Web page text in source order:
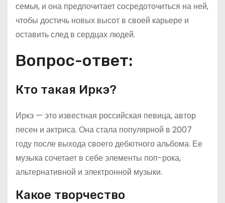
семья, и она предпочитает сосредоточиться на ней,
чтобы достичь новых высот в своей карьере и
оставить след в сердцах людей.
Вопрос-ответ:
Кто такая Иркэ?
Иркэ — это известная российская певица, автор
песен и актриса. Она стала популярной в 2007
году после выхода своего дебютного альбома. Ее
музыка сочетает в себе элементы поп-рока,
альтернативной и электронной музыки.
Какое творчество